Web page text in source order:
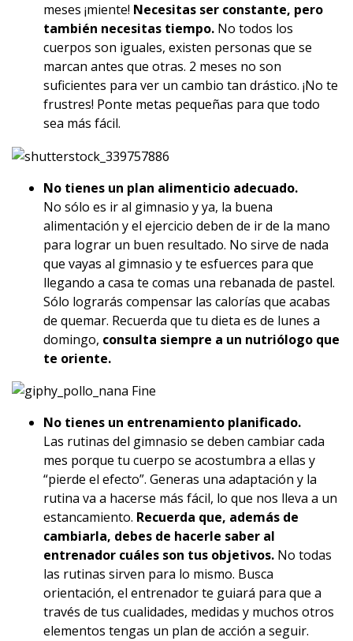
meses ¡miente! Necesitas ser constante, pero
también necesitas tiempo. No todos los
cuerpos son iguales, existen personas que se
marcan antes que otras. 2 meses no son
suficientes para ver un cambio tan drástico. ¡No te
frustres! Ponte metas pequeñas para que todo
sea más fácil.
No tienes un plan alimenticio adecuado.
No sólo es ir al gimnasio y ya, la buena
alimentación y el ejercicio deben de ir de la mano
para lograr un buen resultado. No sirve de nada
que vayas al gimnasio y te esfuerces para que
llegando a casa te comas una rebanada de pastel.
Sólo lograrás compensar las calorías que acabas
de quemar. Recuerda que tu dieta es de lunes a
domingo, consulta siempre a un nutriólogo que
te oriente.
No tienes un entrenamiento planificado.
Las rutinas del gimnasio se deben cambiar cada
mes porque tu cuerpo se acostumbra a ellas y
“pierde el efecto”. Generas una adaptación y la
rutina va a hacerse más fácil, lo que nos lleva a un
estancamiento. Recuerda que, además de
cambiarla, debes de hacerle saber al
entrenador cuáles son tus objetivos. No todas
las rutinas sirven para lo mismo. Busca
orientación, el entrenador te guiará para que a
través de tus cualidades, medidas y muchos otros
elementos tengas un plan de acción a seguir.